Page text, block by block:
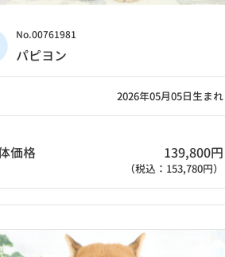
No.00761981
パピヨン
2026年05月05日生まれ
価格 139,800円
（税込：153,780円）